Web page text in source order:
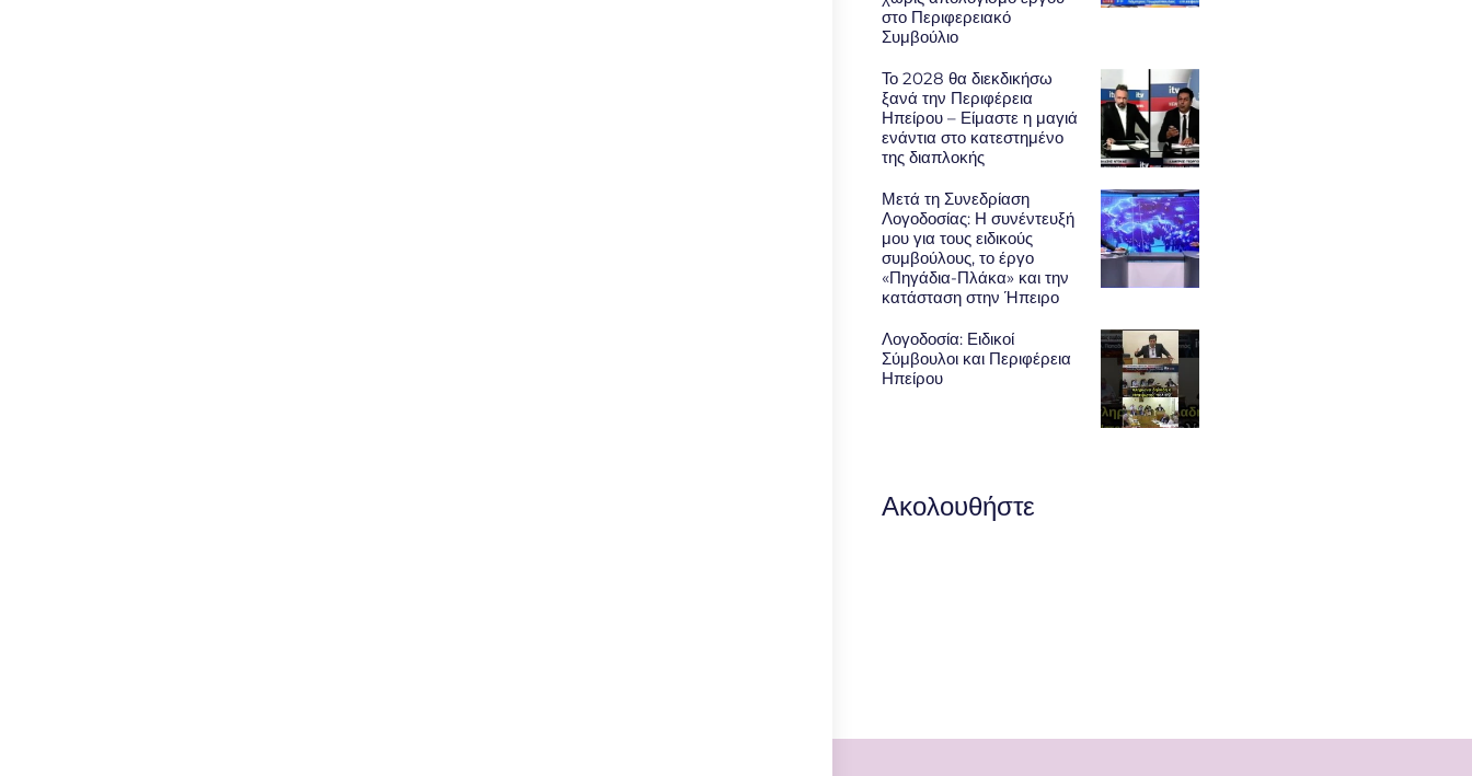
στο Περιφερειακό
Συμβούλιο
Το 2028 θα διεκδικήσω
ξανά την Περιφέρεια
Ηπείρου – Είμαστε η μαγιά
ενάντια στο κατεστημένο
της διαπλοκής
Μετά τη Συνεδρίαση
Λογοδοσίας: Η συνέντευξή
μου για τους ειδικούς
συμβούλους, το έργο
«Πηγάδια-Πλάκα» και την
κατάσταση στην Ήπειρο
Λογοδοσία: Ειδικοί
Σύμβουλοι και Περιφέρεια
Ηπείρου
Ακολουθήστε